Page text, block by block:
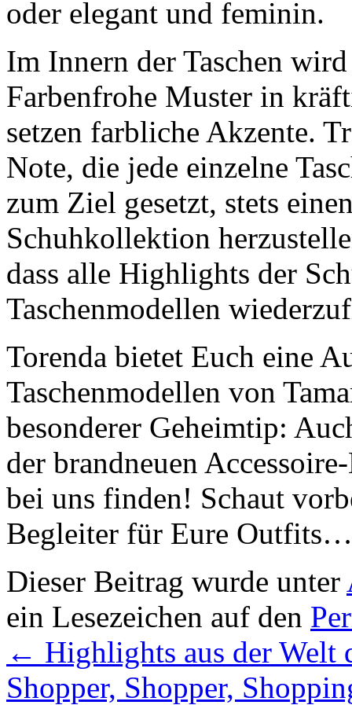
oder elegant und feminin.
Im Innern der Taschen
Farbenfrohe Muster in
setzen farbliche Akzente.
Note, die jede einzelne
zum Ziel gesetzt, stets
Schuhkollektion
dass alle Highlights der
Taschenmodellen
Torenda bietet Euch eine
Taschenmodellen von
besonderer Geheimtip:
der brandneuen
bei uns finden! Schaut
Begleiter für Eure
Dieser Beitrag wurde unter
ein Lesezeichen auf den
← Highlights aus der Welt
Shopper, Shopper,